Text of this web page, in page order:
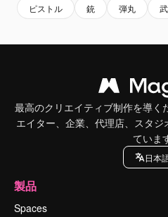
ピストル 銃 弾丸
最高のクリエイティブ制作を導く
エイター、企業、代理店、スタ
ていま
日本
製品
Spaces